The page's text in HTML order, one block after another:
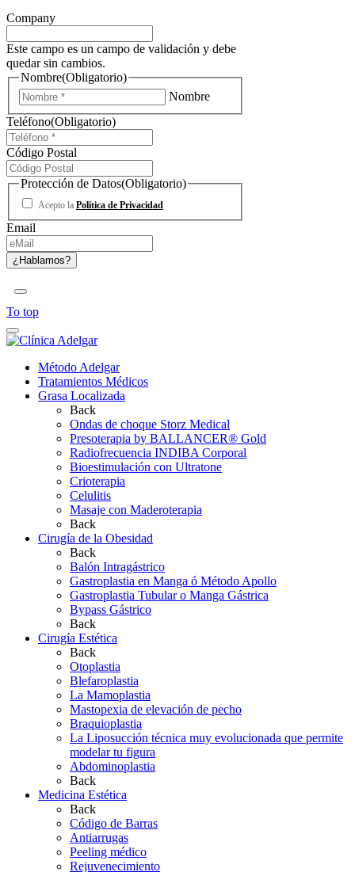
Company
Este campo es un campo de validación y debe
quedar sin cambios.
Nombre(Obligatorio)
Nombre
Teléfono(Obligatorio)
Código Postal
Protección de Datos(Obligatorio)
Acepto la Política de Privacidad
Email
To top
Método Adelgar
Tratamientos Médicos
Grasa Localizada
Back
Ondas de choque Storz Medical
Presoterapia by BALLANCER® Gold
Radiofrecuencia INDIBA Corporal
Bioestimulación con Ultratone
Crioterapia
Celulitis
Masaje con Maderoterapia
Back
Cirugía de la Obesidad
Back
Balón Intragástrico
Gastroplastia en Manga ó Método Apollo
Gastroplastia Tubular o Manga Gástrica
Bypass Gástrico
Back
Cirugía Estética
Back
Otoplastia
Blefaroplastia
La Mamoplastia
Mastopexia de elevación de pecho
Braquioplastia
La Liposucción técnica muy evolucionada que permite
modelar tu figura
Abdominoplastia
Back
Medicina Estética
Back
Código de Barras
Antiarrugas
Peeling médico
Rejuvenecimiento